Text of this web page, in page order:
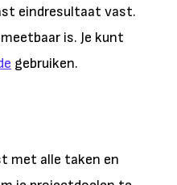
eindresultaat vast.
is. Je kunt
gebruiken.
met alle taken en